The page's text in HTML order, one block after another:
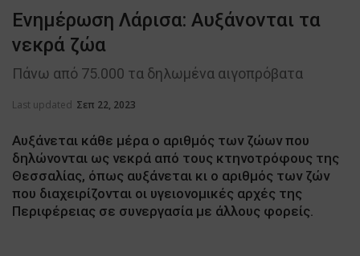
Ενημέρωση Λάρισα: Αυξάνονται τα
νεκρά ζώα
Πάνω από 75.000 τα δηλωμένα αιγοπρόβατα
Last updated Σεπ 22, 2023
Αυξάνεται κάθε μέρα ο αριθμός των ζώων που
δηλώνονται ως νεκρά από τους κτηνοτρόφους της
Θεσσαλίας, όπως αυξάνεται κι ο αριθμός των ζών
που διαχειρίζονται οι υγειονομικές αρχές της
Περιφέρειας σε συνεργασία με άλλους φορείς.